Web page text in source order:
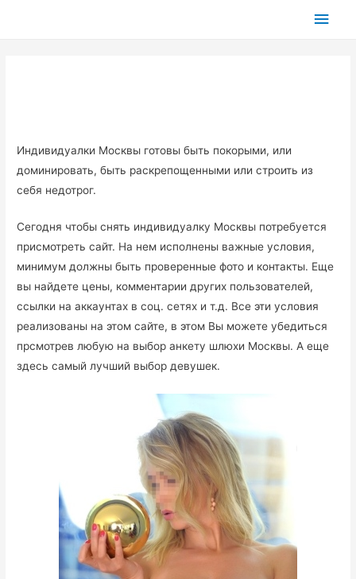
Индивидуалки Москвы готовы быть покорыми, или
доминировать, быть раскрепощенными или строить из
себя недотрог.
Сегодня чтобы снять индивидуалку Москвы потребуется
присмотреть сайт. На нем исполнены важные условия,
минимум должны быть проверенные фото и контакты. Еще
вы найдете цены, комментарии других пользователей,
ссылки на аккаунтах в соц. сетях и т.д. Все эти условия
реализованы на этом сайте, в этом Вы можете убедиться
прсмотрев любую на выбор анкету шлюхи Москвы. А еще
здесь самый лучший выбор девушек.